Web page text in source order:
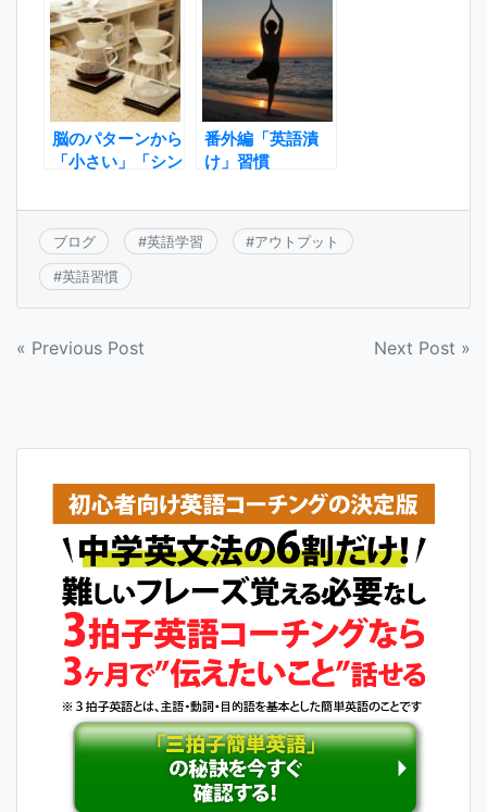
脳のパターンから
「小さい」「シン
番外編「英語漬
け」習慣
ブログ #英語学習 #アウトプット
#英語習慣
投
« Previous Post Next Post »